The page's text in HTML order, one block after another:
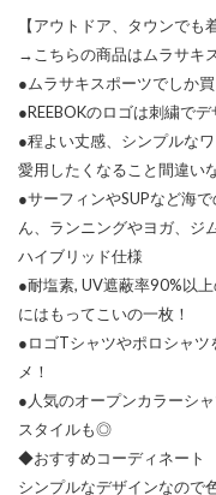
【アウトドア、タウンでも
→こちらの商品はムラサキ
●ムラサキスポーツでしか
●REEBOKのロゴは刺繍でデ
●程よい丈感、シンプルな
愛用したくなること間違い
●サーフィンやSUPなど海
ん、ランニングやヨガ、ジ
ハイブリッド仕様
●耐塩素, UV遮蔽率90%以
にはもってこいの一枚！
●ロゴTシャツやポロシャツ
メ！
●人気のオープンカラーシ
スタイルも◎
◆おすすめコーディネート
シンプルなデザインなので